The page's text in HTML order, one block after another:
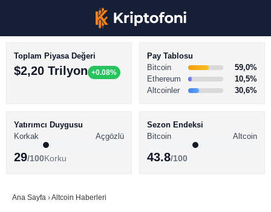
BİTCOİN HABERLERİ
ALTCOİN HABERLERİ
SÖZLÜK
Toplam Piyasa Değeri
$2,20 Trilyon +0.08%
Pay Tablosu
Bitcoin
59,0%
Ethereum
10,5%
Altcoinler
30,6%
Yatırımcı Duygusu
Korkak
Açgözlü
29/100Korku
Sezon Endeksi
Bitcoin
Altcoin
43.8/100
Ana Sayfa ›Altcoin Haberleri